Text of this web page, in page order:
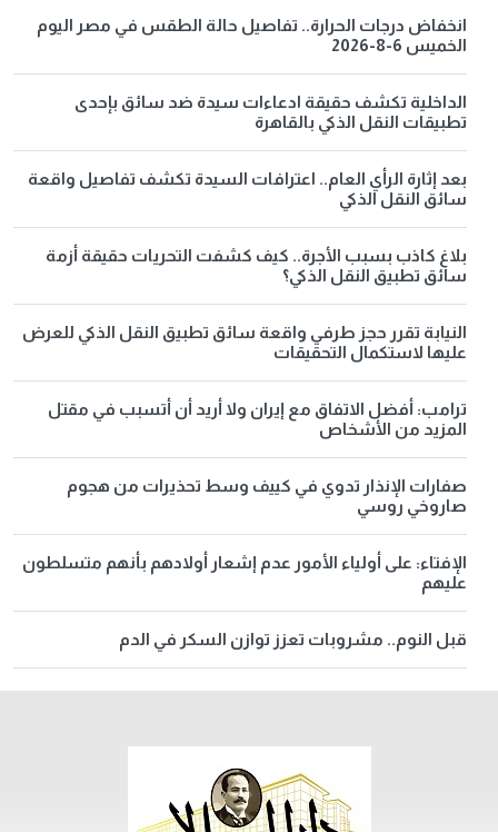
انخفاض درجات الحرارة.. تفاصيل حالة الطقس في مصر اليوم
الخميس 6-8-2026
الداخلية تكشف حقيقة ادعاءات سيدة ضد سائق بإحدى
تطبيقات النقل الذكي بالقاهرة
بعد إثارة الرأي العام.. اعترافات السيدة تكشف تفاصيل واقعة
سائق النقل الذكي
بلاغ كاذب بسبب الأجرة.. كيف كشفت التحريات حقيقة أزمة
سائق تطبيق النقل الذكي؟
النيابة تقرر حجز طرفي واقعة سائق تطبيق النقل الذكي للعرض
عليها لاستكمال التحقيقات
ترامب: أفضل الاتفاق مع إيران ولا أريد أن أتسبب في مقتل
المزيد من الأشخاص
صفارات الإنذار تدوي في كييف وسط تحذيرات من هجوم
صاروخي روسي
الإفتاء: على أولياء الأمور عدم إشعار أولادهم بأنهم متسلطون
عليهم
قبل النوم.. مشروبات تعزز توازن السكر في الدم